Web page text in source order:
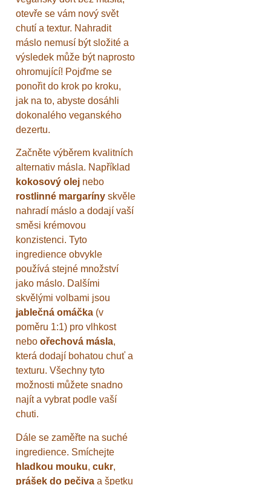
otevře se vám nový svět
chutí a textur. Nahradit
máslo nemusí být složité a
výsledek může být naprosto
ohromující! Pojďme se
ponořit do krok po kroku,
jak na to, abyste dosáhli
dokonalého veganského
dezertu.
Začněte výběrem kvalitních
alternativ másla. Například
kokosový olej nebo
rostlinné margaríny skvěle
nahradí máslo a dodají vaší
směsi krémovou
konzistenci. Tyto
ingredience obvykle
používá stejné množství
jako máslo. Dalšími
skvělými volbami jsou
jablečná omáčka (v
poměru 1:1) pro vlhkost
nebo ořechová másla,
která dodají bohatou chuť a
texturu. Všechny tyto
možnosti můžete snadno
najít a vybrat podle vaší
chuti.
Dále se zaměřte na suché
ingredience. Smíchejte
hladkou mouku, cukr,
prášek do pečiva a špetku